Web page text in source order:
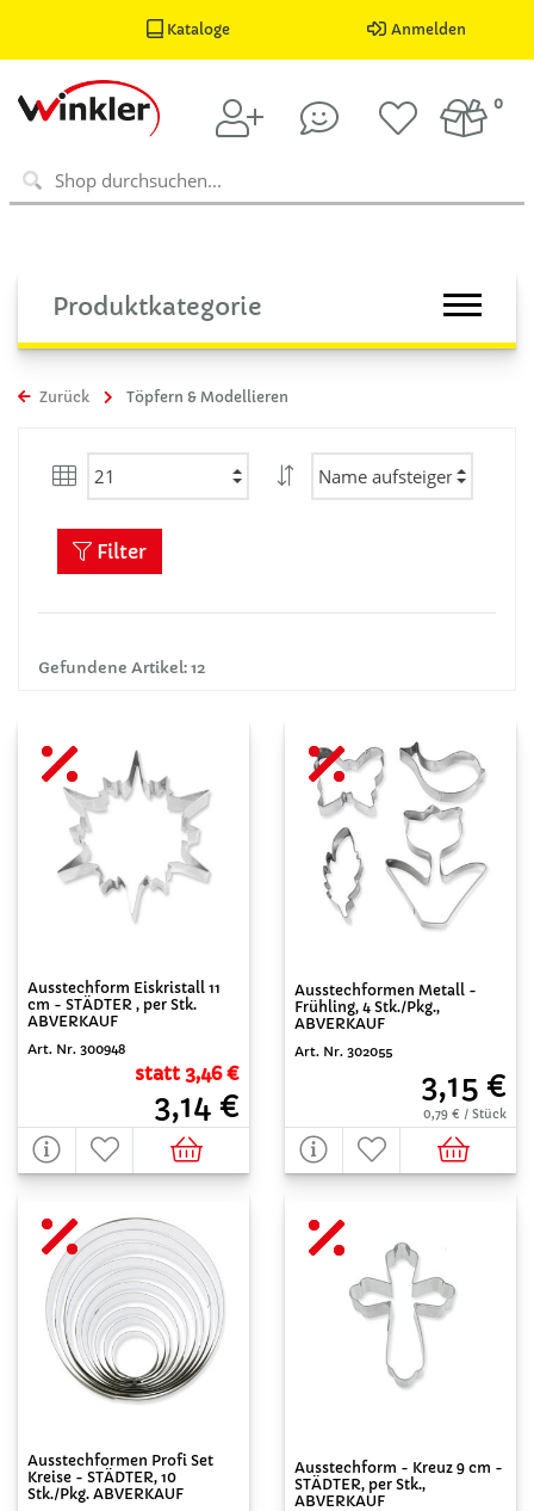
Kataloge Anmelden
0
Produktkategorie
Zurück Töpfern & Modellieren
Gefundene Artikel: 12
Filter
Ausstechform Eiskristall 11
cm - STÄDTER , per Stk.
ABVERKAUF
Art. Nr. 300948
statt 3,46 €
3,14 €
Ausstechformen Metall -
Frühling, 4 Stk./Pkg.,
ABVERKAUF
Art. Nr. 302055
3,15 €
0,79 € / Stück
Ausstechformen Profi Set
Kreise - STÄDTER, 10
Stk./Pkg. ABVERKAUF
Ausstechform - Kreuz 9 cm -
STÄDTER, per Stk.,
ABVERKAUF